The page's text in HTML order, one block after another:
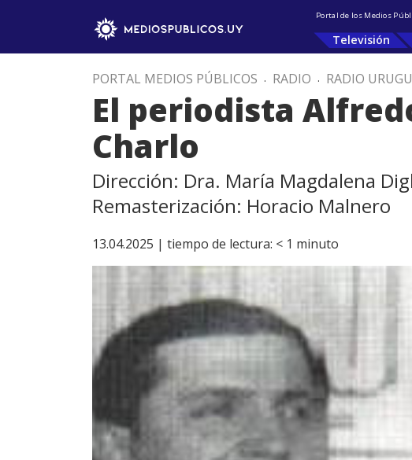
Portal de los Medios
Televisión
PORTAL MEDIOS PÚBLICOS . RADIO . RADIO
El periodista
Charlo
Dirección: Dra. María Magdalena
Remasterización: Horacio Malnero
13.04.2025 | tiempo de lectura: < 1 minuto